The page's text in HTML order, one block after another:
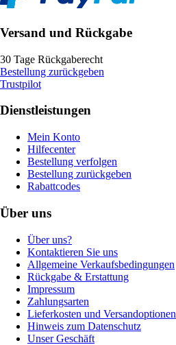
Versand und Rückgabe
30 Tage Rückgaberecht
Bestellung zurückgeben
Trustpilot
Dienstleistungen
Mein Konto
Hilfecenter
Bestellung verfolgen
Bestellung zurückgeben
Rabattcodes
Über uns
Über uns?
Kontaktieren Sie uns
Allgemeine Verkaufsbedingungen
Rückgabe & Erstattung
Impressum
Zahlungsarten
Lieferkosten und Versandoptionen
Hinweis zum Datenschutz
Unser Geschäft